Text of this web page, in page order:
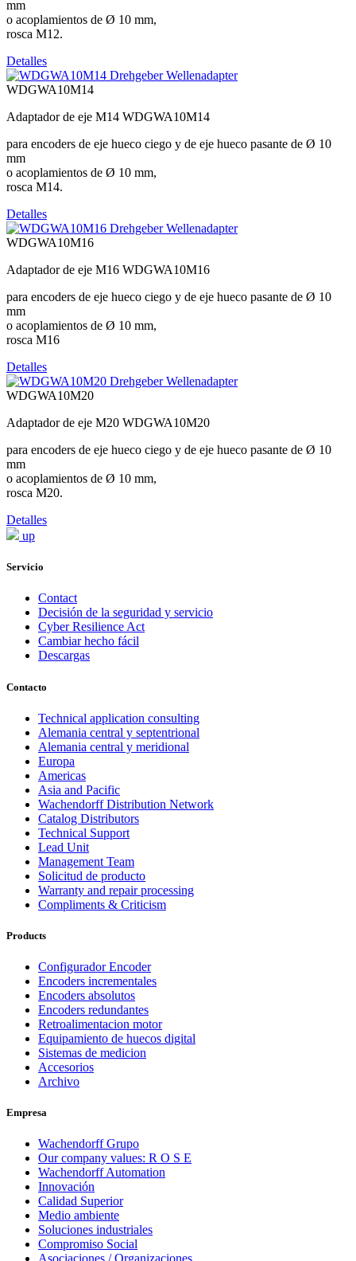
mm
o acoplamientos de Ø 10 mm,
rosca M12.
Detalles
WDGWA10M14
Adaptador de eje M14 WDGWA10M14
para encoders de eje hueco ciego y de eje hueco pasante de Ø 10
mm
o acoplamientos de Ø 10 mm,
rosca M14.
Detalles
WDGWA10M16
Adaptador de eje M16 WDGWA10M16
para encoders de eje hueco ciego y de eje hueco pasante de Ø 10
mm
o acoplamientos de Ø 10 mm,
rosca M16
Detalles
WDGWA10M20
Adaptador de eje M20 WDGWA10M20
para encoders de eje hueco ciego y de eje hueco pasante de Ø 10
mm
o acoplamientos de Ø 10 mm,
rosca M20.
Detalles
up
Servicio
Contact
Decisión de la seguridad y servicio
Cyber Resilience Act
Cambiar hecho fácil
Descargas
Contacto
Technical application consulting
Alemania central y septentrional
Alemania central y meridional
Europa
Americas
Asia and Pacific
Wachendorff Distribution Network
Catalog Distributors
Technical Support
Lead Unit
Management Team
Solicitud de producto
Warranty and repair processing
Compliments & Criticism
Products
Configurador Encoder
Encoders incrementales
Encoders absolutos
Encoders redundantes
Retroalimentacion motor
Equipamiento de huecos digital
Sistemas de medicion
Accesorios
Archivo
Empresa
Wachendorff Grupo
Our company values: R O S E
Wachendorff Automation
Innovación
Calidad Superior
Medio ambiente
Soluciones industriales
Compromiso Social